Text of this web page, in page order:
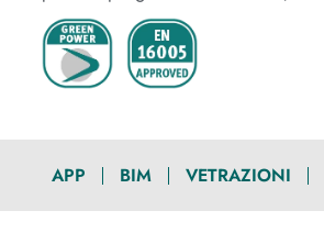
APP BIM VETRAZIONI